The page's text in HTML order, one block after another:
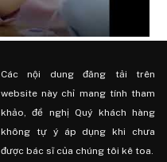
Các nội dung đăng tải trên
website này chỉ mang tính tham
khảo, đề nghị Quý khách hàng
không tự ý áp dụng khi chưa
được bác sĩ của chúng tôi kê toa.